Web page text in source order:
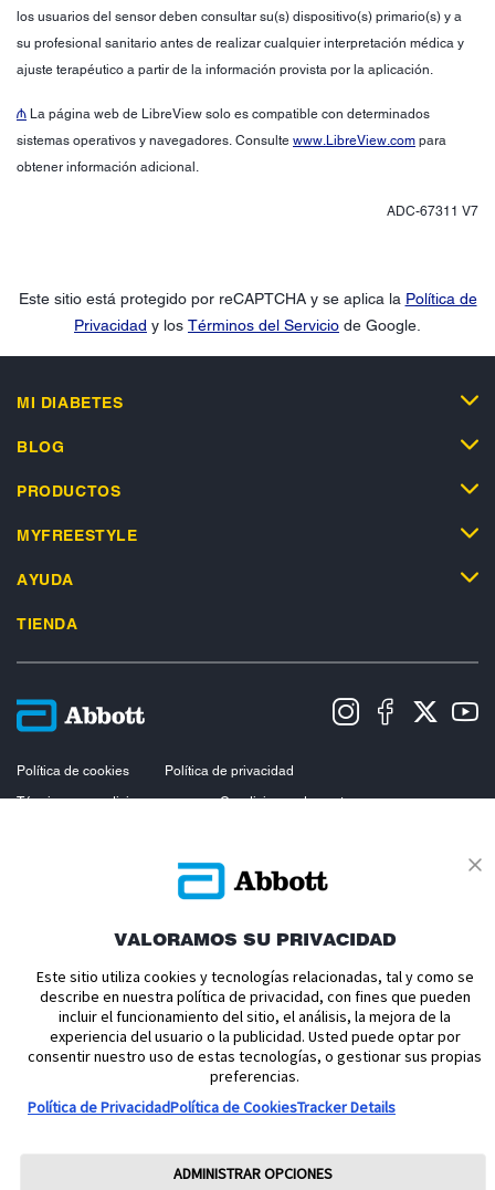
los usuarios del sensor deben consultar su(s) dispositivo(s) primario(s) y a
su profesional sanitario antes de realizar cualquier interpretación médica y
ajuste terapéutico a partir de la información provista por la aplicación.
₼ La página web de LibreView solo es compatible con determinados
sistemas operativos y navegadores. Consulte www.LibreView.com para
obtener información adicional.
ADC-67311 V7
Este sitio está protegido por reCAPTCHA y se aplica la Política de
Privacidad y los Términos del Servicio de Google.
MI DIABETES
BLOG
PRODUCTOS
MYFREESTYLE
AYUDA
TIENDA
Política de cookies
Política de privacidad
Términos y condiciones uso
Condiciones de venta
Declaración de Accesibilidad
Preferencias sobre cookies
Copyright © 2026 Abbott. Todos los derechos reservados.
Consulte a su profesional sanitario si tiene alguna duda o pregunta acerca
del control de su diabetes.Imágenes para fines ilustrativos. No son
pacientes, profesionales sanitarios ni datos reales. FreeStyle, Libre, y las
marcas relacionadas son marcas de Abbott.
ADC-65016 V8
VALORAMOS SU PRIVACIDAD
Este sitio utiliza cookies y tecnologías relacionadas, tal y como se
describe en nuestra política de privacidad, con fines que pueden
incluir el funcionamiento del sitio, el análisis, la mejora de la
experiencia del usuario o la publicidad. Usted puede optar por
consentir nuestro uso de estas tecnologías, o gestionar sus propias
preferencias.
Política de PrivacidadPolítica de CookiesTracker Details
ADMINISTRAR OPCIONES